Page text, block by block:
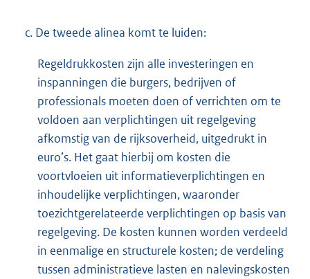
c. De tweede alinea komt te luiden:
Regeldrukkosten zijn alle investeringen en
inspanningen die burgers, bedrijven of
professionals moeten doen of verrichten om te
voldoen aan verplichtingen uit regelgeving
afkomstig van de rijksoverheid, uitgedrukt in
euro’s. Het gaat hierbij om kosten die
voortvloeien uit informatieverplichtingen en
inhoudelijke verplichtingen, waaronder
toezichtgerelateerde verplichtingen op basis van
regelgeving. De kosten kunnen worden verdeeld
in eenmalige en structurele kosten; de verdeling
tussen administratieve lasten en nalevingskosten